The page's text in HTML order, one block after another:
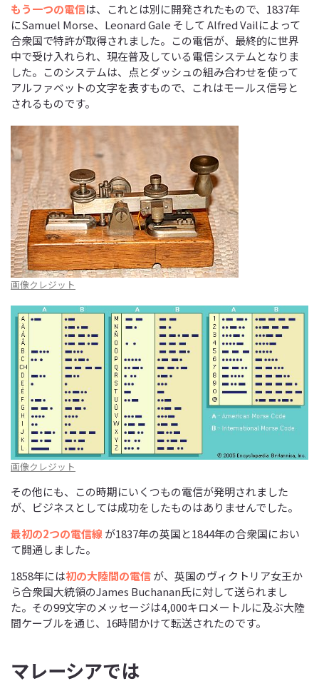
もう一つの電信は、これとは別に開発されたもので、1837年
にSamuel Morse、Leonard Gale そして Alfred Vailによって
合衆国で特許が取得されました。この電信が、最終的に世界
中で受け入れられ、現在普及している電信システムとなりま
した。このシステムは、点とダッシュの組み合わせを使って
アルファベットの文字を表すもので、これはモールス信号と
されるものです。
画像クレジット
画像クレジット
その他にも、この時期にいくつもの電信が発明されました
が、ビジネスとしては成功をしたものはありませんでした。
最初の2つの電信線が1837年の英国と1844年の合衆国におい
て開通しました。
1858年には初の大陸間の電信が、英国のヴィクトリア女王か
ら合衆国大統領のJames Buchanan氏に対して送られまし
た。その99文字のメッセージは4,000キロメートルに及ぶ大陸
間ケーブルを通じ、16時間かけて転送されたのです。
マレーシアでは